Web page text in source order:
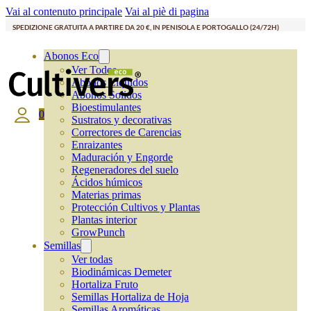
Vai al contenuto principale Vai al piè di pagina
SPEDIZIONE GRATUITA A PARTIRE DA 20 €, IN PENISOLA E PORTOGALLO (24/72H)
Abonos Eco
Ver Todos
Abonos Líquidos
Abonos Solidos
Bioestimulantes
Sustratos y decorativas
Correctores de Carencias
Enraizantes
Maduración y Engorde
Regeneradores del suelo
Ácidos húmicos
Materias primas
Protección Cultivos y Plantas
Plantas interior
GrowPunch
Semillas
Ver todas
Biodinámicas Demeter
Hortaliza Fruto
Semillas Hortaliza de Hoja
0